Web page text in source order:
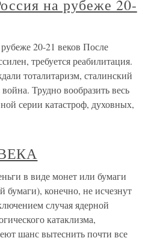
на рубеже 20-
20-21 веков После
требуется реабилитация.
тоталитаризм, сталинский
Трудно вообразить весь
серии катастроф, духовных,
в виде монет или бумаги
бумаги), конечно, не исчезнут
случая ядерной
катаклизма,
шанс вытеснить почти все